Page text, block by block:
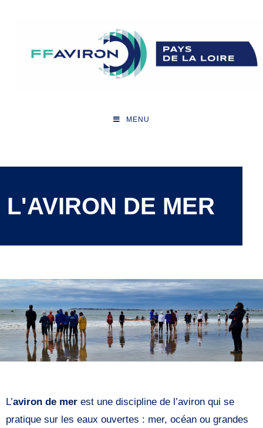
MENU
L'AVIRON DE MER
L’aviron de mer est une discipline de l’aviron qui se
pratique sur les eaux ouvertes : mer, océan ou grandes